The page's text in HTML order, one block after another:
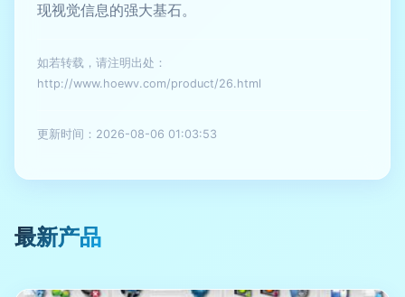
现视觉信息的强大基石。
如若转载，请注明出处：
http://www.hoewv.com/product/26.html
更新时间：2026-08-06 01:03:53
最新产品